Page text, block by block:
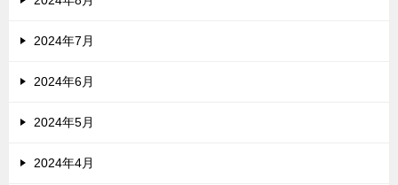
2024年7月
2024年6月
2024年5月
2024年4月